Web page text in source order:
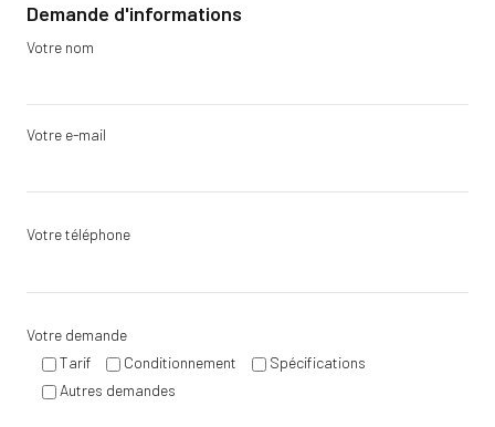
Demande d'informations
Votre nom
Votre e-mail
Votre téléphone
Votre demande
Tarif
Conditionnement
Spécifications
Autres demandes